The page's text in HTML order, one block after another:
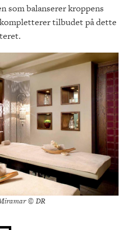
som balanserer kroppens
tilbudet på dette
© DR